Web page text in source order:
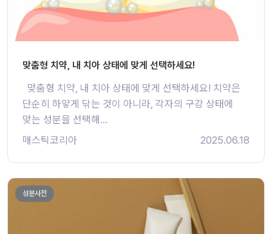
맞춤형 치약, 내 치아 상태에 맞게 선택하세요!
맞춤형 치약, 내 치아 상태에 맞게 선택하세요! 치약은
단순히 하얗게 닦는 것이 아니라, 각자의 구강 상태에
맞는 성분을 선택해...
매스틱코리아
2025.06.18
성분사전